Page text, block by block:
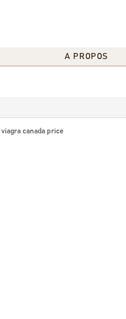
A PROPOS
viagra canada price